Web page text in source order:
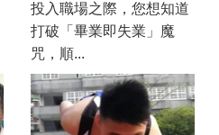
投入職場之際，您想知道
打破「畢業即失業」魔
咒，順...